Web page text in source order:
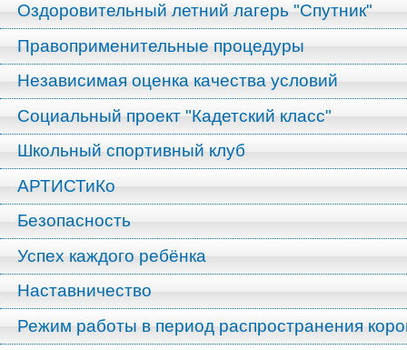
Оздоровительный летний лагерь "Спутник"
Правоприменительные процедуры
Независимая оценка качества условий
Социальный проект "Кадетский класс"
Школьный спортивный клуб
АРТИСТиКо
Безопасность
Успех каждого ребёнка
Наставничество
Режим работы в период распространения